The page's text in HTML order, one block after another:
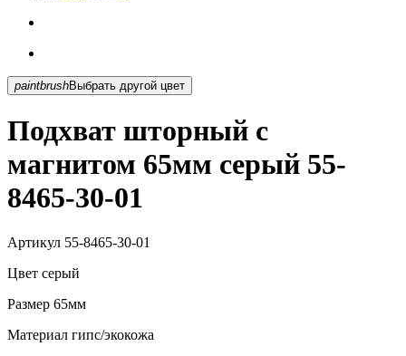
paintbrush Выбрать другой цвет
Подхват шторный с
магнитом 65мм серый 55-
8465-30-01
Артикул 55-8465-30-01
Цвет серый
Размер 65мм
Материал гипс/экокожа